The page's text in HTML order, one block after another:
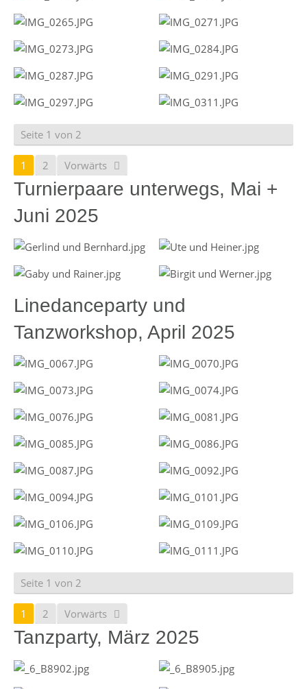
Seite 1 von 2
1 2 Vorwärts
Turnierpaare unterwegs, Mai +
Juni 2025
Linedanceparty und
Tanzworkshop, April 2025
Seite 1 von 2
1 2 Vorwärts
Tanzparty, März 2025